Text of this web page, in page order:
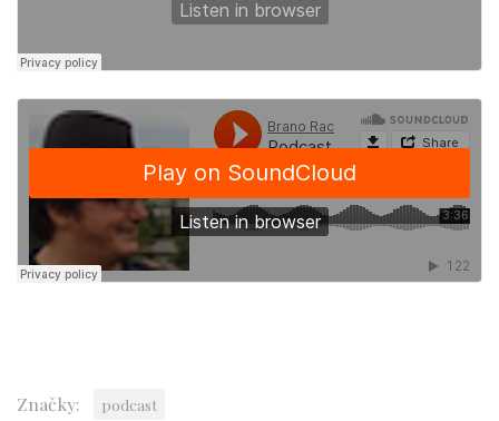
Značky: podcast